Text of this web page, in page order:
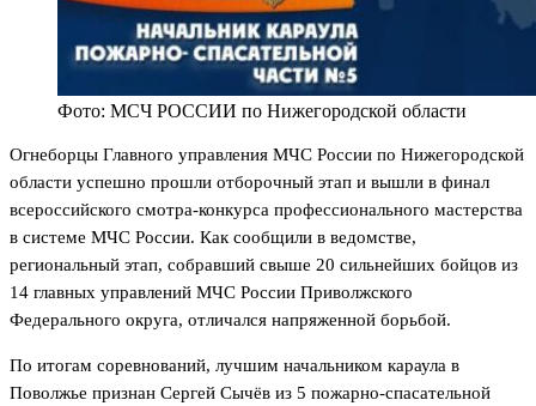
Фото: МСЧ РОССИИ по Нижегородской области
Огнеборцы Главного управления МЧС России по Нижегородской
области успешно прошли отборочный этап и вышли в финал
всероссийского смотра-конкурса профессионального мастерства
в системе МЧС России. Как сообщили в ведомстве,
региональный этап, собравший свыше 20 сильнейших бойцов из
14 главных управлений МЧС России Приволжского
Федерального округа, отличался напряженной борьбой.
По итогам соревнований, лучшим начальником караула в
Поволжье признан Сергей Сычёв из 5 пожарно-спасательной